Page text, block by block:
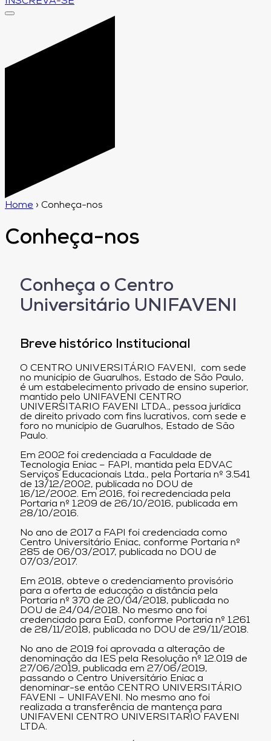
Home › Conheça-nos
Conheça-nos
Conheça o Centro
Universitário UNIFAVENI
Breve histórico Institucional
O CENTRO UNIVERSITÁRIO FAVENI, com sede
no município de Guarulhos, Estado de São Paulo,
é um estabelecimento privado de ensino superior,
mantido pelo UNIFAVENI CENTRO
UNIVERSITARIO FAVENI LTDA., pessoa jurídica
de direito privado com fins lucrativos, com sede e
foro no município de Guarulhos, Estado de São
Paulo.
Em 2002 foi credenciada a Faculdade de
Tecnologia Eniac – FAPI, mantida pela EDVAC
Serviços Educacionais Ltda., pela Portaria nº 3.541
de 13/12/2002, publicada no DOU de
16/12/2002. Em 2016, foi recredenciada pela
Portaria nº 1.209 de 26/10/2016, publicada em
28/10/2016.
No ano de 2017 a FAPI foi credenciada como
Centro Universitário Eniac, conforme Portaria nº
285 de 06/03/2017, publicada no DOU de
07/03/2017.
Em 2018, obteve o credenciamento provisório
para a oferta de educação a distância pela
Portaria nº 370 de 20/04/2018, publicada no
DOU de 24/04/2018. No mesmo ano foi
credenciado para EaD, conforme Portaria nº 1.261
de 28/11/2018, publicada no DOU de 29/11/2018.
No ano de 2019 foi aprovada a alteração de
denominação da IES pela Resolução nº 12.019 de
27/06/2019, publicada em 27/06/2019,
passando o Centro Universitário Eniac a
denominar-se então CENTRO UNIVERSITÁRIO
FAVENI – UNIFAVENI. No mesmo ano foi
realizada a transferência de mantença para
UNIFAVENI CENTRO UNIVERSITARIO FAVENI
LTDA.